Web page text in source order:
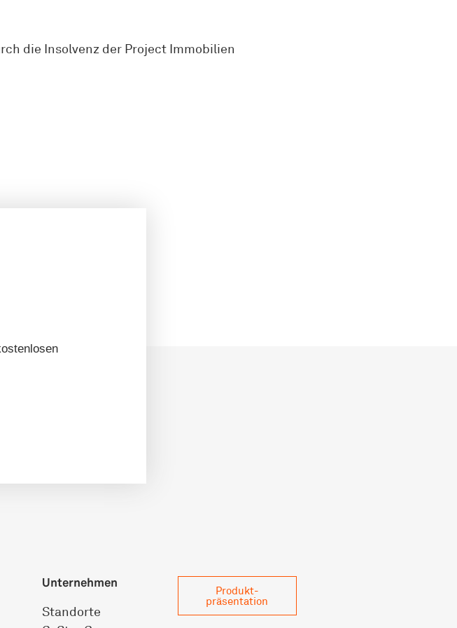
die Insolvenz der Project Immobilien
Unternehmen
Standorte
Produkt­
präsentation